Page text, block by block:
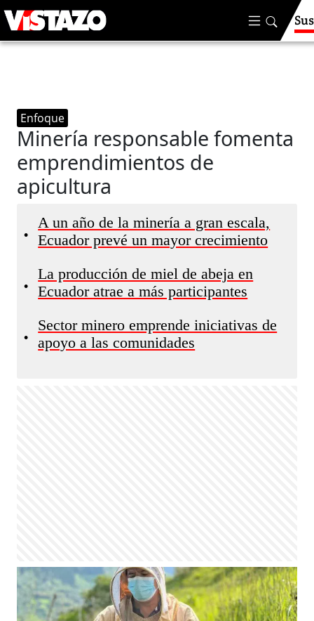
Enfoque
Minería responsable fomenta
emprendimientos de
apicultura
•
A un año de la minería a gran escala,
Ecuador prevé un mayor crecimiento
•
La producción de miel de abeja en
Ecuador atrae a más participantes
•
Sector minero emprende iniciativas de
apoyo a las comunidades